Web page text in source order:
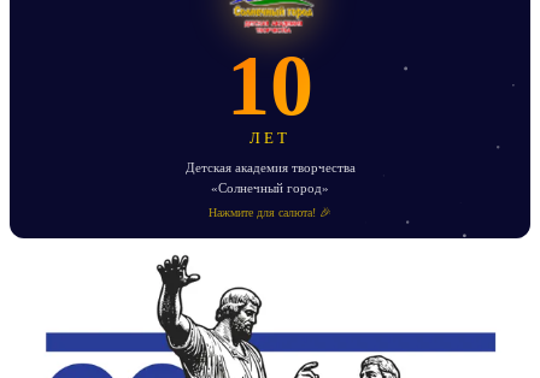
10
ЛЕТ
Детская академия творчества
«Солнечный город»
Нажмите для салюта! 🎉